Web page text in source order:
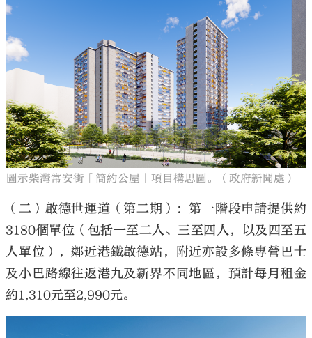
圖示柴灣常安街「簡約公屋」項目構思圖。（政府新聞處）
（二）啟德世運道（第二期）：第一階段申請提供約
3180個單位（包括一至二人、三至四人，以及四至五
人單位），鄰近港鐵啟德站，附近亦設多條專營巴士
及小巴路線往返港九及新界不同地區，預計每月租金
約1,310元至2,990元。